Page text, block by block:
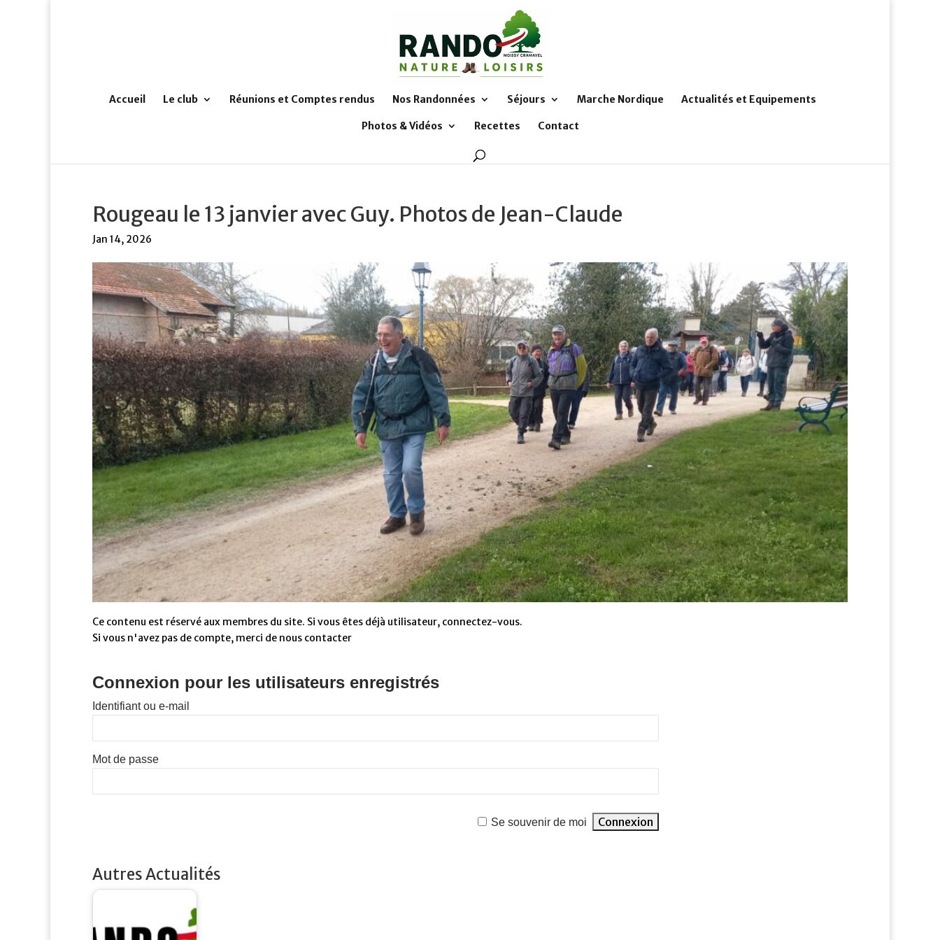
Accueil Le club Réunions et Comptes rendus Nos Randonnées Séjours Marche Nordique Actualités et Equipements
Photos & Vidéos Recettes Contact
Rougeau le 13 janvier avec Guy. Photos de Jean-Claude
Jan 14, 2026
Ce contenu est réservé aux membres du site. Si vous êtes déjà utilisateur, connectez-vous.
Si vous n'avez pas de compte, merci de nous contacter
Connexion pour les utilisateurs enregistrés
Identifiant ou e-mail
Mot de passe
Se souvenir de moi
Autres Actualités